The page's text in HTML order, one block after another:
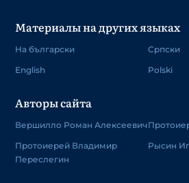
Материалы на других языках
На български
English
Српски
Polski
Авторы сайта
Вершилло Роман Алексеевич
Протоиерей Владимир
Переслегин
Рысин